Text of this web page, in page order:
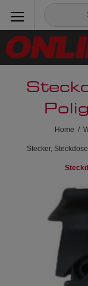
Home /
Stecker,